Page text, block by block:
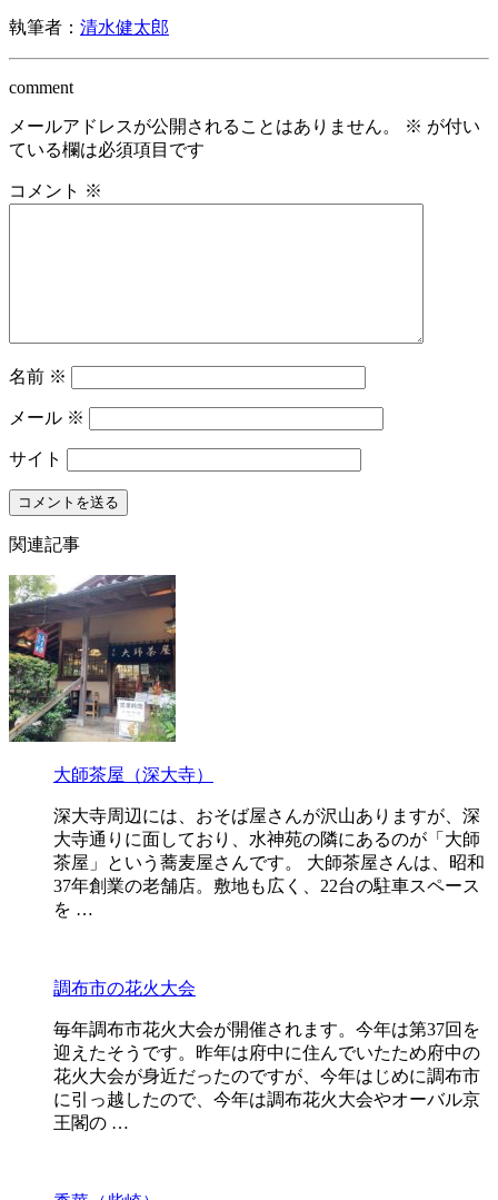
執筆者： 清水健太郎
comment
メールアドレスが公開されることはありません。 ※ が付い
ている欄は必須項目です
コメント ※
名前 ※
メール ※
サイト
関連記事
大師茶屋（深大寺）
深大寺周辺には、おそば屋さんが沢山ありますが、深
大寺通りに面しており、水神苑の隣にあるのが「大師
茶屋」という蕎麦屋さんです。 大師茶屋さんは、昭和
37年創業の老舗店。敷地も広く、22台の駐車スペース
を …
調布市の花火大会
毎年調布市花火大会が開催されます。今年は第37回を
迎えたそうです。昨年は府中に住んでいたため府中の
花火大会が身近だったのですが、今年はじめに調布市
に引っ越したので、今年は調布花火大会やオーバル京
王閣の …